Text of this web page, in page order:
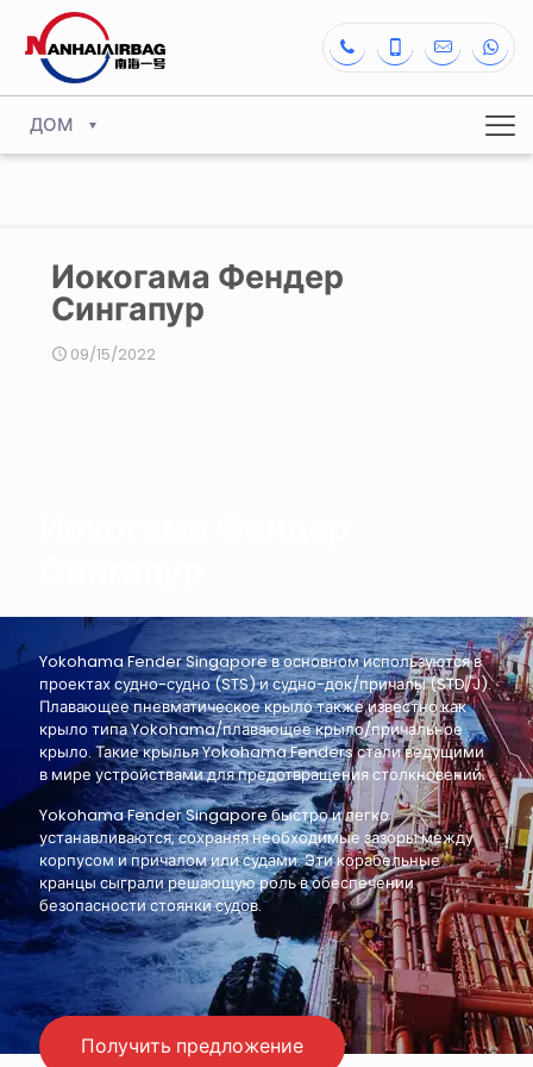
ДОМ
Иокогама Фендер
Сингапур
09/15/2022
Yokohama Fender Singapore в основном используются в
проектах судно-судно (STS) и судно-док/причалы (STD/J).
Плавающее пневматическое крыло также известно как
крыло типа Yokohama/плавающее крыло/причальное
крыло. Такие крылья Yokohama Fenders стали ведущими
в мире устройствами для предотвращения столкновений.
Yokohama Fender Singapore быстро и легко
устанавливаются, сохраняя необходимые зазоры между
корпусом и причалом или судами. Эти корабельные
кранцы сыграли решающую роль в обеспечении
безопасности стоянки судов.
Получить предложение